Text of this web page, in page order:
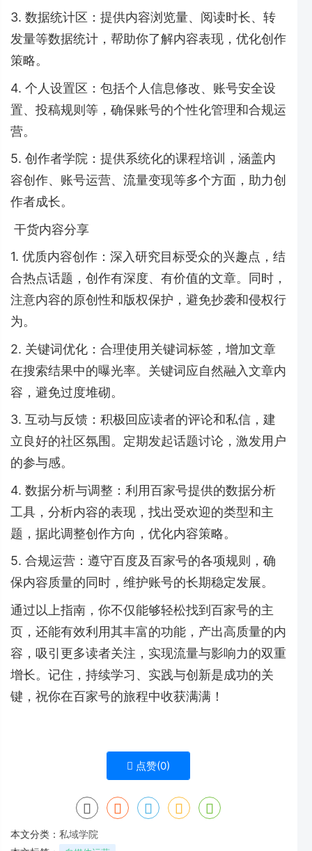
3. 数据统计区：提供内容浏览量、阅读时长、转
发量等数据统计，帮助你了解内容表现，优化创作
策略。
4. 个人设置区：包括个人信息修改、账号安全设
置、投稿规则等，确保账号的个性化管理和合规运
营。
5. 创作者学院：提供系统化的课程培训，涵盖内
容创作、账号运营、流量变现等多个方面，助力创
作者成长。
干货内容分享
1. 优质内容创作：深入研究目标受众的兴趣点，结
合热点话题，创作有深度、有价值的文章。同时，
注意内容的原创性和版权保护，避免抄袭和侵权行
为。
2. 关键词优化：合理使用关键词标签，增加文章
在搜索结果中的曝光率。关键词应自然融入文章内
容，避免过度堆砌。
3. 互动与反馈：积极回应读者的评论和私信，建
立良好的社区氛围。定期发起话题讨论，激发用户
的参与感。
4. 数据分析与调整：利用百家号提供的数据分析
工具，分析内容的表现，找出受欢迎的类型和主
题，据此调整创作方向，优化内容策略。
5. 合规运营：遵守百度及百家号的各项规则，确
保内容质量的同时，维护账号的长期稳定发展。
通过以上指南，你不仅能够轻松找到百家号的主
页，还能有效利用其丰富的功能，产出高质量的内
容，吸引更多读者关注，实现流量与影响力的双重
增长。记住，持续学习、实践与创新是成功的关
键，祝你在百家号的旅程中收获满满！
点赞(0)
本文分类： 私域学院